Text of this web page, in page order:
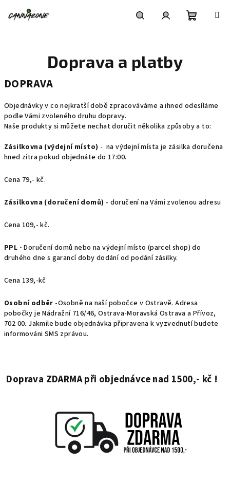
Doprava a platby
DOPRAVA
Objednávky v co nejkratší době zpracováváme a ihned odesíláme
podle Vámi zvoleného druhu dopravy.
Naše produkty si můžete nechat doručit několika způsoby a to:
Zásilkovna (výdejní místo) - na výdejní místa je zásilka doručena
hned zítra pokud objednáte do 17:00.
Cena 79,- kč.
Zásilkovna (doručení domů) - doručení na Vámi zvolenou adresu
Cena 109,- kč.
PPL -Doručení domů nebo na výdejní místo (parcel shop) do
druhého dne s garancí doby dodání od podání zásilky.
Cena 139,-kč
Osobní odběr -Osobně na naší pobočce v Ostravě. Adresa
pobočky je Nádražní 716/46, Ostrava-Moravská Ostrava a Přívoz,
702 00. Jakmile bude objednávka připravena k vyzvednutí budete
informováni SMS zprávou.
Doprava ZDARMA při objednávce nad 1500,- kč !